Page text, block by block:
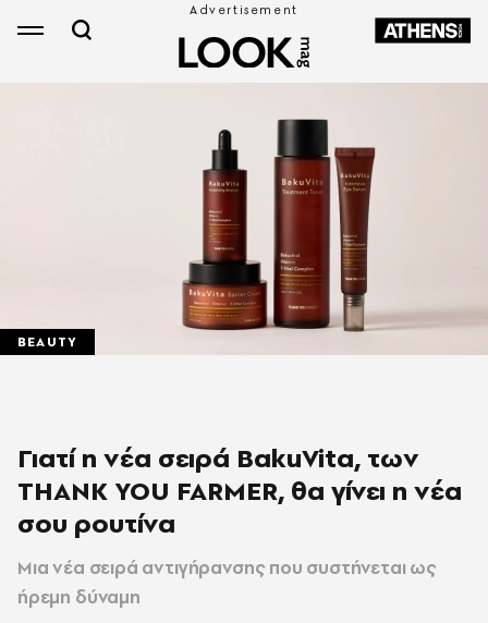
BEAUTY
Γιατί η νέα σειρά BakuVita, των
THANK YOU FARMER, θα γίνει η νέα
σου ρουτίνα
Μια νέα σειρά αντιγήρανσης που συστήνεται ως
ήρεμη δύναμη